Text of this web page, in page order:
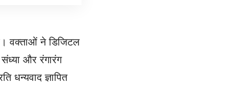
वक्ताओं ने डिजिटल
और रंगारंग
धन्यवाद ज्ञापित